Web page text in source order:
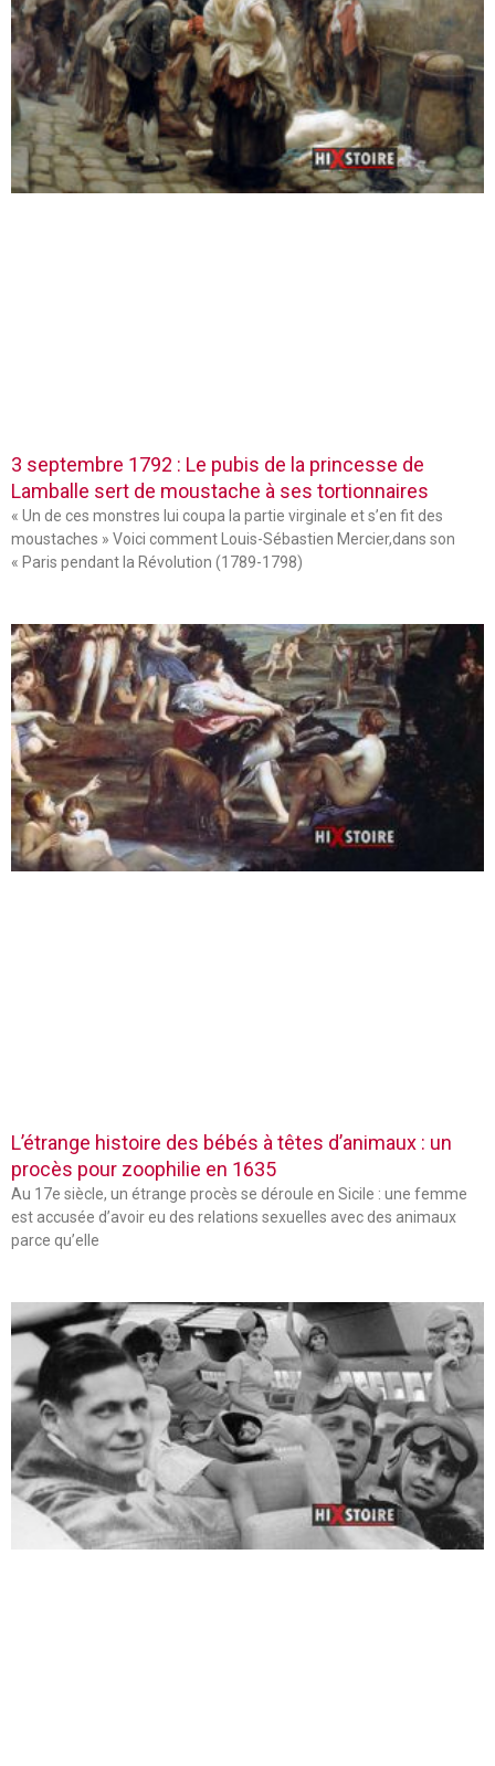
3 septembre 1792 : Le pubis de la princesse de
Lamballe sert de moustache à ses tortionnaires
« Un de ces monstres lui coupa la partie virginale et s’en fit des
moustaches » Voici comment Louis-Sébastien Mercier,dans son
« Paris pendant la Révolution (1789-1798)
L’étrange histoire des bébés à têtes d’animaux : un
procès pour zoophilie en 1635
Au 17e siècle, un étrange procès se déroule en Sicile : une femme
est accusée d’avoir eu des relations sexuelles avec des animaux
parce qu’elle